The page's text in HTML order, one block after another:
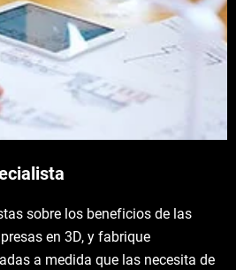
sobre los beneficios de las
en 3D, y fabrique
a medida que las necesita de